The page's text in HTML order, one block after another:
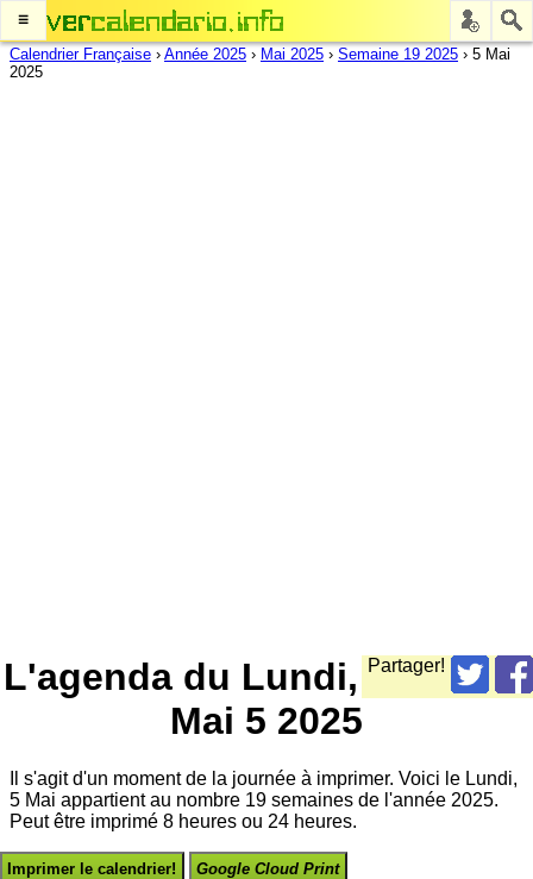
≡
Calendrier Française › Année 2025 › Mai 2025 › Semaine 19 2025 › 5 Mai
2025
Partager!
L'agenda du Lundi,
Mai 5 2025
Il s'agit d'un moment de la journée à imprimer. Voici le Lundi,
5 Mai appartient au nombre 19 semaines de l'année 2025.
Peut être imprimé 8 heures ou 24 heures.
Imprimer le calendrier! Google Cloud Print